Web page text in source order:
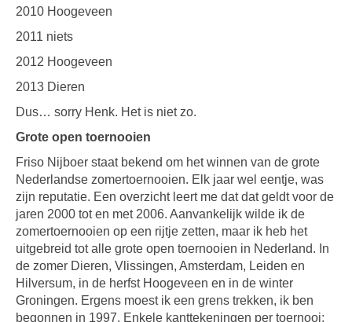
2010 Hoogeveen
2011 niets
2012 Hoogeveen
2013 Dieren
Dus… sorry Henk. Het is niet zo.
Grote open toernooien
Friso Nijboer staat bekend om het winnen van de grote
Nederlandse zomertoernooien. Elk jaar wel eentje, was
zijn reputatie. Een overzicht leert me dat dat geldt voor de
jaren 2000 tot en met 2006. Aanvankelijk wilde ik de
zomertoernooien op een rijtje zetten, maar ik heb het
uitgebreid tot alle grote open toernooien in Nederland. In
de zomer Dieren, Vlissingen, Amsterdam, Leiden en
Hilversum, in de herfst Hoogeveen en in de winter
Groningen. Ergens moest ik een grens trekken, ik ben
begonnen in 1997. Enkele kanttekeningen per toernooi: